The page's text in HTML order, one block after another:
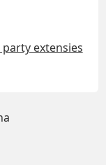
extensies